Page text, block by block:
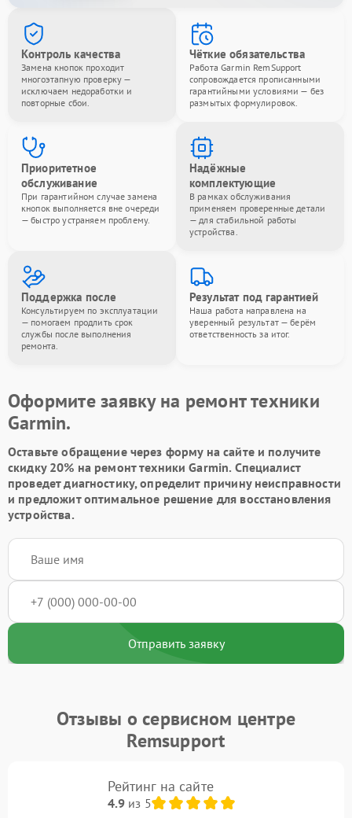
Контроль качества
Замена кнопок проходит
многоэтапную проверку —
исключаем недоработки и
повторные сбои.
Чёткие обязательства
Работа Garmin RemSupport
сопровождается прописанными
гарантийными условиями — без
размытых формулировок.
Приоритетное
обслуживание
При гарантийном случае замена
кнопок выполняется вне очереди
— быстро устраняем проблему.
Надёжные
комплектующие
В рамках обслуживания
применяем проверенные детали
— для стабильной работы
устройства.
Поддержка после
Консультируем по эксплуатации
— помогаем продлить срок
службы после выполнения
ремонта.
Результат под гарантией
Наша работа направлена на
уверенный результат — берём
ответственность за итог.
Оформите заявку на ремонт техники
Garmin.
Оставьте обращение через форму на сайте и получите
скидку 20% на ремонт техники Garmin. Специалист
проведет диагностику, определит причину неисправности
и предложит оптимальное решение для восстановления
устройства.
Отправить заявку
Отзывы о сервисном центре
Remsupport
Рейтинг на сайте
4.9из 5